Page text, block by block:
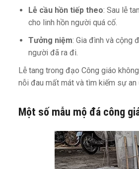
Lễ cầu hồn tiếp theo: Sau lễ
cho linh hồn người quá cố.
Tưởng niệm: Gia đình và cộng
người đã ra đi.
Lễ tang trong đạo Công giáo
nỗi đau mất mát và tìm kiếm sự an
Một số mẫu mộ đá công